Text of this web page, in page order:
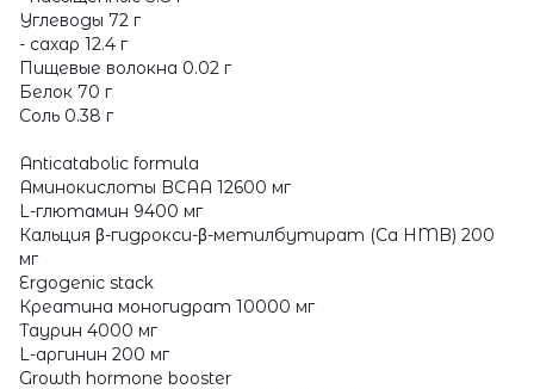
Углеводы 72 г
- сахар 12.4 г
Пищевые волокна 0.02 г
Белок 70 г
Соль 0.38 г
Anticatabolic formula
Аминокислоты BCAA 12600 мг
L-глютамин 9400 мг
Кальция β-гидрокси-β-метилбутират (Ca HMB) 200
мг
Ergogenic stack
Креатина моногидрат 10000 мг
Таурин 4000 мг
L-аргинин 200 мг
Growth hormone booster